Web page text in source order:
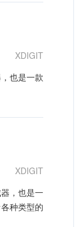
移动互联
木行业最
绿化互联
些功能：
木出售和
以快速检
证，注册
开发需求
例可参考
XDIGIT
也是一款
XDIGIT
，也是一
种类型的